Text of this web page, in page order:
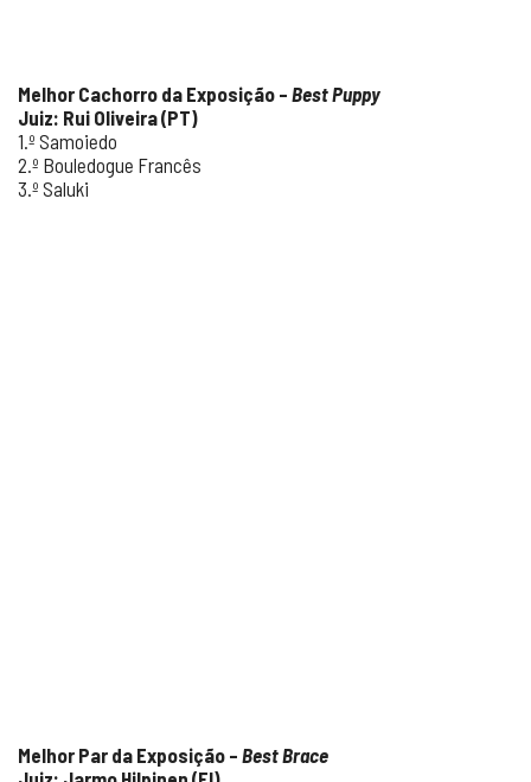
Melhor Cachorro da Exposição – Best Puppy
Juiz: Rui Oliveira (PT)
1.º Samoiedo
2.º Bouledogue Francês
3.º Saluki
Melhor Par da Exposição – Best Brace